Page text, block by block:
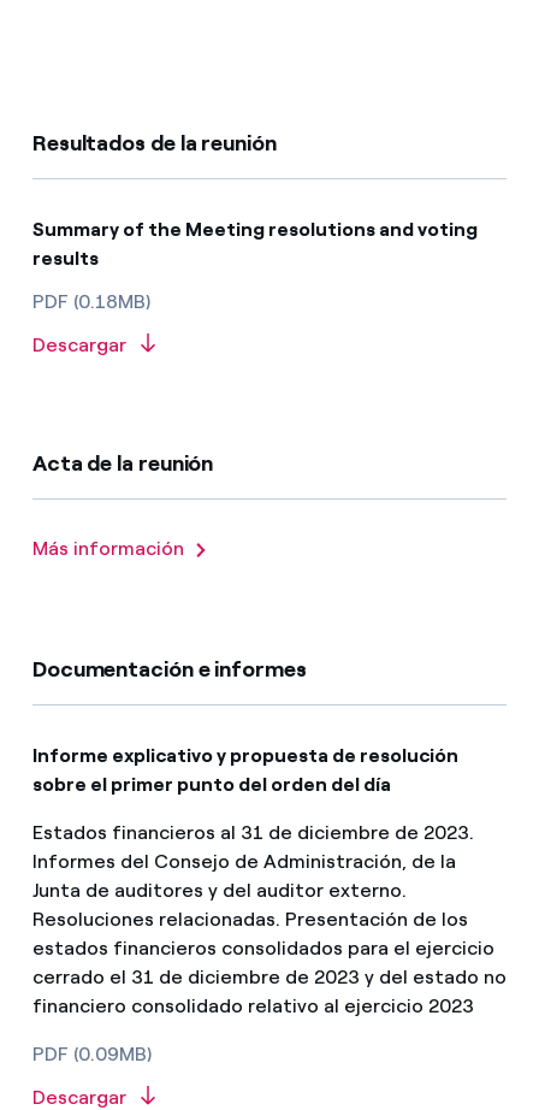
Resultados de la reunión
Summary of the Meeting resolutions and voting
results
PDF (0.18MB)
Descargar
Acta de la reunión
Más información
Documentación e informes
Informe explicativo y propuesta de resolución
sobre el primer punto del orden del día
Estados financieros al 31 de diciembre de 2023.
Informes del Consejo de Administración, de la
Junta de auditores y del auditor externo.
Resoluciones relacionadas. Presentación de los
estados financieros consolidados para el ejercicio
cerrado el 31 de diciembre de 2023 y del estado no
financiero consolidado relativo al ejercicio 2023
PDF (0.09MB)
Descargar